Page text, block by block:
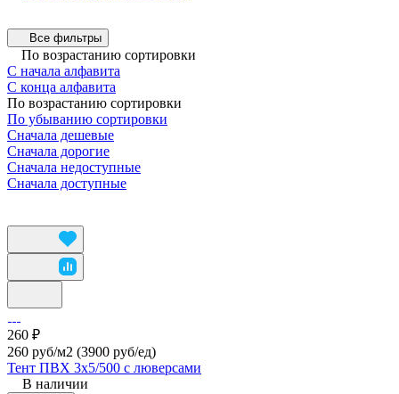
Все фильтры
По возрастанию сортировки
С начала алфавита
С конца алфавита
По возрастанию сортировки
По убыванию сортировки
Сначала дешевые
Сначала дорогие
Сначала недоступные
Сначала доступные
260 ₽
260 руб/м2 (3900 руб/eд)
Тент ПВХ 3х5/500 с люверсами
В наличии